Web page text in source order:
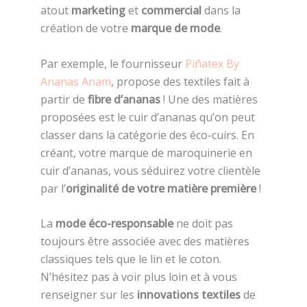
atout marketinget commercialdans la
création de votre marque de mode.
Par exemple, le fournisseur Piñatex By
Ananas Anam, propose des textiles fait à
partir de fibre d’ananas! Une des matières
proposées est le cuir d’ananas qu’on peut
classer dans la catégorie des éco-cuirs. En
créant, votre marque de maroquinerie en
cuir d’ananas, vous séduirez votre clientèle
par l’originalité de votre matière première!
La mode éco-responsablene doit pas
toujours être associée avec des matières
classiques tels que le lin et le coton.
N’hésitez pas à voir plus loin et à vous
renseigner sur les innovations textilesde